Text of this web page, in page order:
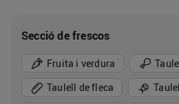
Secció de frescos
Fruita i verdura
Taulell de fleca